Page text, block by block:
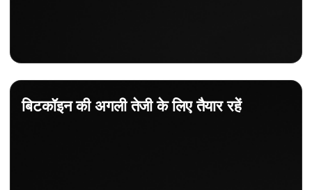
बिटकॉइन की अगली तेजी के लिए तैयार रहें